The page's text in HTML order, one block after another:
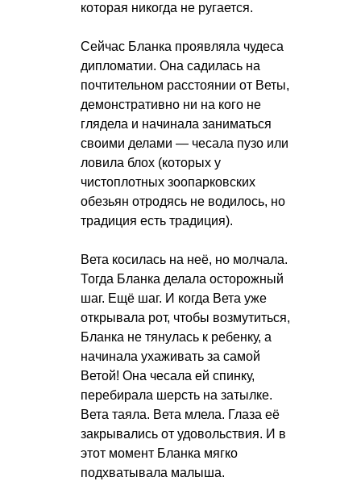
которая никогда не ругается.
Сейчас Бланка проявляла чудеса
дипломатии. Она садилась на
почтительном расстоянии от Веты,
демонстративно ни на кого не
глядела и начинала заниматься
своими делами — чесала пузо или
ловила блох (которых у
чистоплотных зоопарковских
обезьян отродясь не водилось, но
традиция есть традиция).
Вета косилась на неё, но молчала.
Тогда Бланка делала осторожный
шаг. Ещё шаг. И когда Вета уже
открывала рот, чтобы возмутиться,
Бланка не тянулась к ребенку, а
начинала ухаживать за самой
Ветой! Она чесала ей спинку,
перебирала шерсть на затылке.
Вета таяла. Вета млела. Глаза её
закрывались от удовольствия. И в
этот момент Бланка мягко
подхватывала малыша.